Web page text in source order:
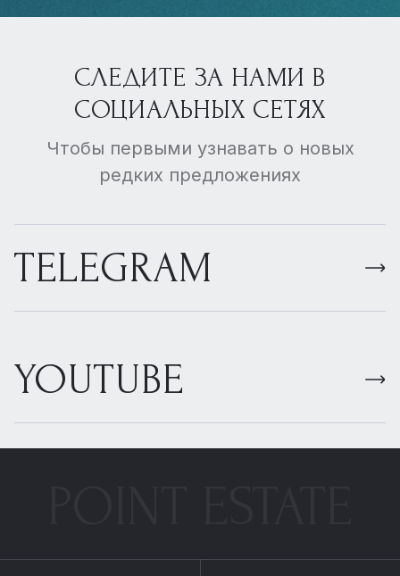
СЛЕДИТЕ ЗА НАМИ В
СОЦИАЛЬНЫХ СЕТЯХ
Чтобы первыми узнавать о новых
редких предложениях
TELEGRAM
YOUTUBE